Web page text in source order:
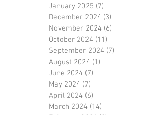
January 2025 (7)
December 2024 (3)
November 2024 (6)
October 2024 (11)
September 2024 (7)
August 2024 (1)
June 2024 (7)
May 2024 (7)
April 2024 (6)
March 2024 (14)